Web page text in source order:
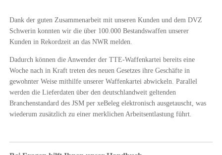
Dank der guten Zusammenarbeit mit unseren Kunden und dem DVZ
Schwerin konnten wir die über 100.000 Bestandswaffen unserer
Kunden in Rekordzeit an das NWR melden.
Dadurch können die Anwender der TTE-Waffenkartei bereits eine
Woche nach in Kraft treten des neuen Gesetzes ihre Geschäfte in
gewohnter Weise mithilfe unserer Waffenkartei abwickeln. Parallel
werden die Lieferdaten über den deutschlandweit geltenden
Branchenstandard des JSM per xeBeleg elektronisch ausgetauscht, was
wiederum zusätzlich zu einer merklichen Arbeitsentlastung führt.